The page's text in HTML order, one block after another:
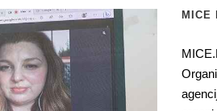
MICE